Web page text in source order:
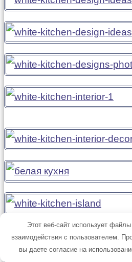
Этот веб-сайт использует
взаимодействия с пользователем.
вы даете согласие на